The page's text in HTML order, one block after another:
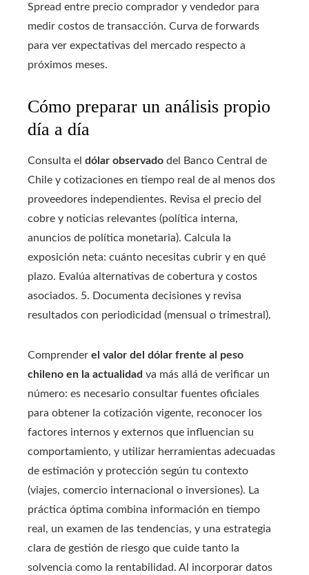
Spread entre precio comprador y vendedor para
medir costos de transacción. Curva de forwards
para ver expectativas del mercado respecto a
próximos meses.
Cómo preparar un análisis propio
día a día
Consulta el dólar observado del Banco Central de
Chile y cotizaciones en tiempo real de al menos dos
proveedores independientes. Revisa el precio del
cobre y noticias relevantes (política interna,
anuncios de política monetaria). Calcula la
exposición neta: cuánto necesitas cubrir y en qué
plazo. Evalúa alternativas de cobertura y costos
asociados. 5. Documenta decisiones y revisa
resultados con periodicidad (mensual o trimestral).
Comprender el valor del dólar frente al peso
chileno en la actualidad va más allá de verificar un
número: es necesario consultar fuentes oficiales
para obtener la cotización vigente, reconocer los
factores internos y externos que influencian su
comportamiento, y utilizar herramientas adecuadas
de estimación y protección según tu contexto
(viajes, comercio internacional o inversiones). La
práctica óptima combina información en tiempo
real, un examen de las tendencias, y una estrategia
clara de gestión de riesgo que cuide tanto la
solvencia como la rentabilidad. Al incorporar datos